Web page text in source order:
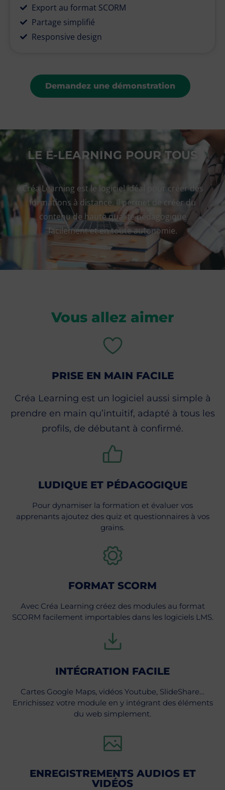
Export au format SCORM
Partage simplifié
Responsive design
Demandez une démonstration
LE E-LEARNING POUR TOUS
Créa Learning est le logiciel idéal pour créer des
formations à distance. Il permet de créer du
contenu de haute qualité pédagogique
facilement et en toute autonomie.
Vous allez aimer
PRISE EN MAIN FACILE
Créa Learning est un logiciel aussi simple à
prendre en main qu’intuitif, adapté à tous les
profils, de débutant à confirmé.
LUDIQUE ET PÉDAGOGIQUE
Pour dynamiser la formation et évaluer vos
apprenants ajoutez des quiz et questionnaires à vos
grains.
FORMAT SCORM
Avec Créa Learning créez des modules au format
SCORM facilement importables dans les logiciels LMS.
INTÉGRATION FACILE
Cartes Google Maps, vidéos Youtube, SlideShare…
Enrichissez votre module en y intégrant des éléments
du web simplement.
ENREGISTREMENTS AUDIOS ET
VIDÉOS